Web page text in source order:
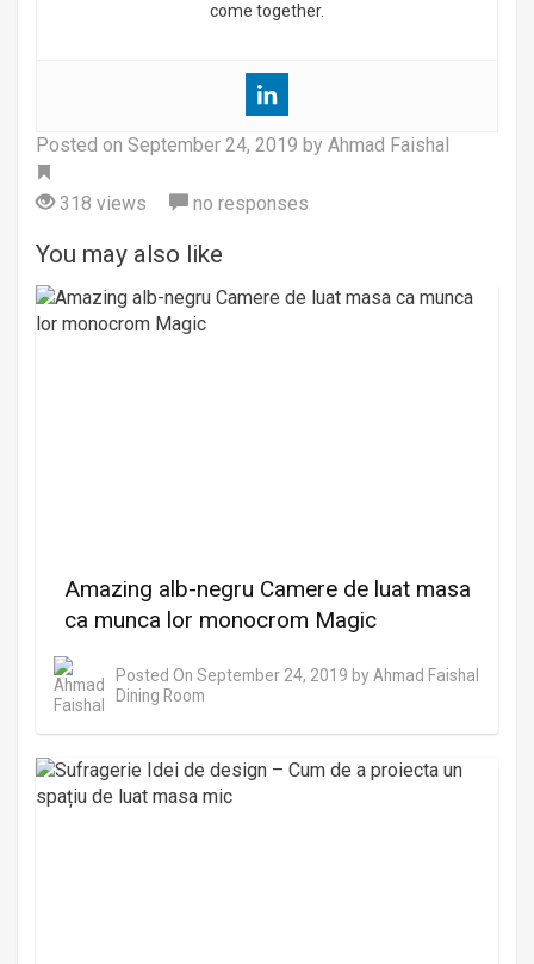
come together.
Posted on September 24, 2019 by Ahmad Faishal
318 views
no responses
You may also like
Amazing alb-negru Camere de luat masa
ca munca lor monocrom Magic
Posted On September 24, 2019 by Ahmad Faishal
Dining Room